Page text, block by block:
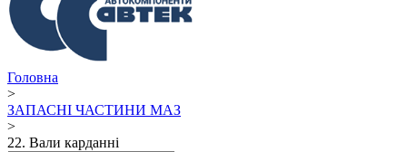
Головна
>
ЗАПАСНІ ЧАСТИНИ МАЗ
>
22. Вали карданні